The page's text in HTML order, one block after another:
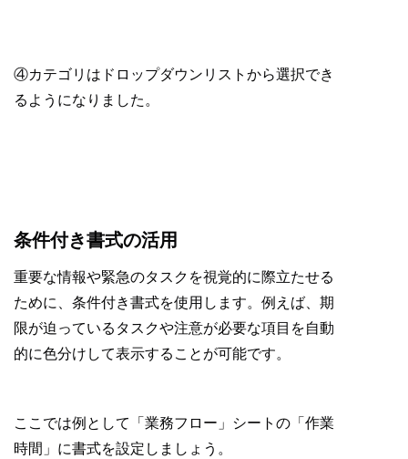
④カテゴリはドロップダウンリストから選択でき
るようになりました。
条件付き書式の活用
重要な情報や緊急のタスクを視覚的に際立たせる
ために、条件付き書式を使用します。例えば、期
限が迫っているタスクや注意が必要な項目を自動
的に色分けして表示することが可能です。
ここでは例として「業務フロー」シートの「作業
時間」に書式を設定しましょう。